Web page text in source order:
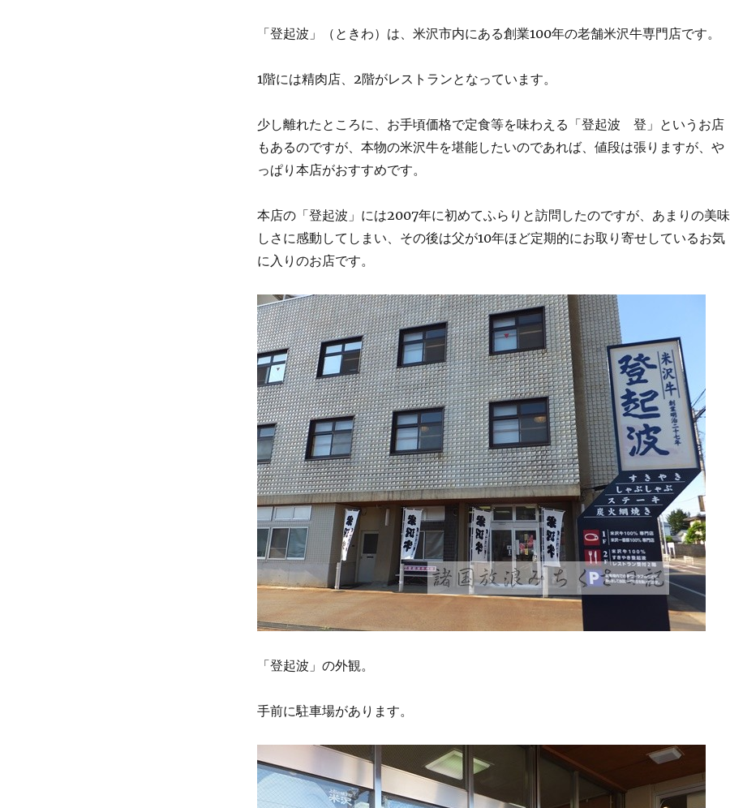
「登起波」（ときわ）は、米沢市内にある創業100年の老舗米沢牛専門店です。
1階には精肉店、2階がレストランとなっています。
少し離れたところに、お手頃価格で定食等を味わえる「登起波 登」というお店
もあるのですが、本物の米沢牛を堪能したいのであれば、値段は張りますが、や
っぱり本店がおすすめです。
本店の「登起波」には2007年に初めてふらりと訪問したのですが、あまりの美味
しさに感動してしまい、その後は父が10年ほど定期的にお取り寄せしているお気
に入りのお店です。
「登起波」の外観。
手前に駐車場があります。